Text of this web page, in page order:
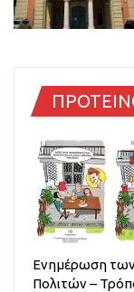
Ενημέρωση
Πολιτών –